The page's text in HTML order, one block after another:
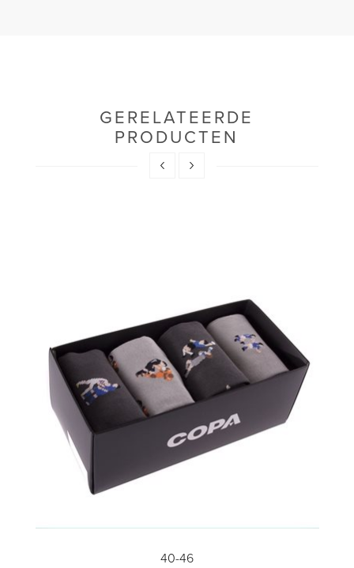
GERELATEERDE
PRODUCTEN
40-46